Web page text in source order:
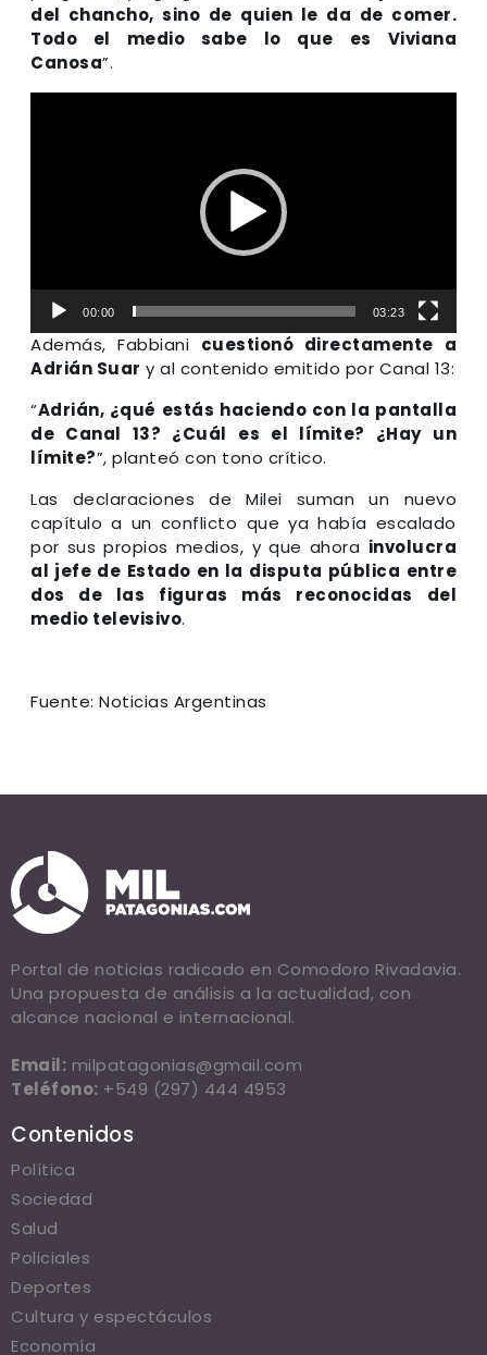
del chancho, sino de quien le da de comer.
Todo el medio sabe lo que es Viviana
Canosa”.
00:00 03:23
Además, Fabbiani cuestionó directamente a
Adrián Suar y al contenido emitido por Canal 13:
“Adrián, ¿qué estás haciendo con la pantalla
de Canal 13? ¿Cuál es el límite? ¿Hay un
límite?”, planteó con tono crítico.
Las declaraciones de Milei suman un nuevo
capítulo a un conflicto que ya había escalado
por sus propios medios, y que ahora involucra
al jefe de Estado en la disputa pública entre
dos de las figuras más reconocidas del
medio televisivo.
Fuente: Noticias Argentinas
Portal de noticias radicado en Comodoro Rivadavia.
Una propuesta de análisis a la actualidad, con
alcance nacional e internacional.
Email: milpatagonias@gmail.com
Teléfono: +549 (297) 444 4953
Contenidos
Política
Sociedad
Salud
Policiales
Deportes
Cultura y espectáculos
Economía